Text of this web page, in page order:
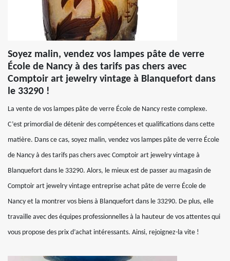
Soyez malin, vendez vos lampes pâte de verre
École de Nancy à des tarifs pas chers avec
Comptoir art jewelry vintage à Blanquefort dans
le 33290 !
La vente de vos lampes pâte de verre École de Nancy reste complexe.
C’est primordial de détenir des compétences et qualifications dans cette
matière. Dans ce cas, soyez malin, vendez vos lampes pâte de verre École
de Nancy à des tarifs pas chers avec Comptoir art jewelry vintage à
Blanquefort dans le 33290. Alors, le mieux est de passer au magasin de
Comptoir art jewelry vintage entreprise achat pâte de verre École de
Nancy et la montrer vos biens à Blanquefort dans le 33290. De plus, elle
travaille avec des équipes professionnelles à la hauteur de vos attentes qui
vous propose des prix d’achat intéressants. Ainsi, rejoignez-la vite !